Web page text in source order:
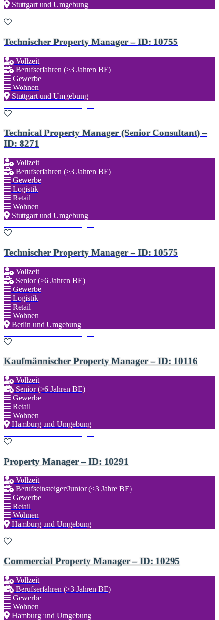
Stuttgart und Umgebung
Technischer Property Manager – ID: 10755
Vollzeit
Berufserfahren (>3 Jahren BE)
Gewerbe
Wohnen
Stuttgart und Umgebung
Technical Property Manager (Senior Consultant) –
ID: 8271
Vollzeit
Berufserfahren (>3 Jahren BE)
Gewerbe
Logistik
Retail
Wohnen
Stuttgart und Umgebung
Technischer Property Manager – ID: 10575
Vollzeit
Senior (>6 Jahren BE)
Gewerbe
Logistik
Retail
Wohnen
Berlin und Umgebung
Kaufmännischer Property Manager – ID: 10116
Vollzeit
Senior (>6 Jahren BE)
Gewerbe
Retail
Wohnen
Hamburg und Umgebung
Property Manager – ID: 10291
Vollzeit
Berufseinsteiger/Junior (<3 Jahre BE)
Gewerbe
Retail
Wohnen
Hamburg und Umgebung
Commercial Property Manager – ID: 10295
Vollzeit
Berufserfahren (>3 Jahren BE)
Gewerbe
Wohnen
Hamburg und Umgebung